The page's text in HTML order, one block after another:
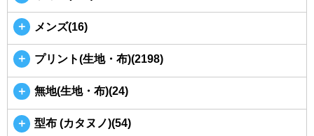
＋ メンズ(16)
＋ プリント(生地・布)(2198)
＋ 無地(生地・布)(24)
＋ 型布 (カタヌノ)(54)